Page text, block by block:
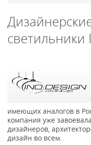
светильники
имеющих аналогов в
компания уже
дизайнеров,
дизайн во всем.